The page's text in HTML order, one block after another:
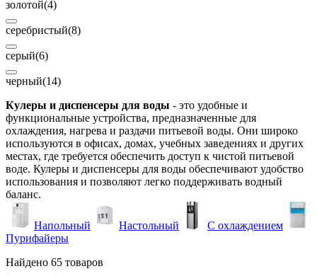
золотой(4)
серебристый(8)
серый(6)
черный(14)
Кулеры и диспенсеры для воды - это удобные и
функциональные устройства, предназначенные для
охлаждения, нагрева и раздачи питьевой воды. Они широко
используются в офисах, домах, учебных заведениях и других
местах, где требуется обеспечить доступ к чистой питьевой
воде. Кулеры и диспенсеры для воды обеспечивают удобство
использования и позволяют легко поддерживать водный
баланс.
Напольный Настольный
С охлаждением
Пурифайеры
Найдено 65 товаров